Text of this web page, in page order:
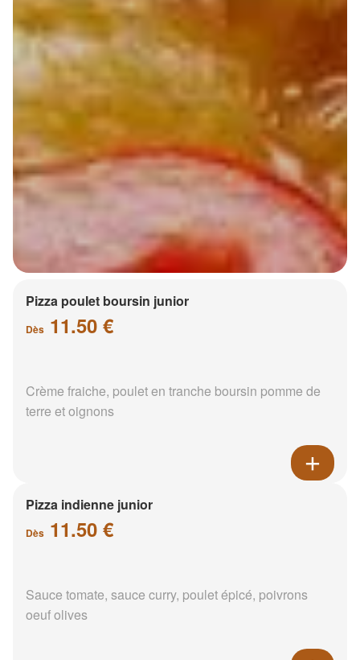
Pizza poulet boursin junior
Dès 11.50 €
Crème fraiche, poulet en tranche boursin pomme de
terre et oignons
Pizza indienne junior
Dès 11.50 €
Sauce tomate, sauce curry, poulet épicé, poivrons
oeuf olives